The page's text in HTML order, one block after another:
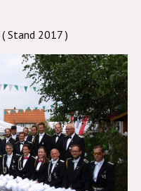
Stand 2017 )